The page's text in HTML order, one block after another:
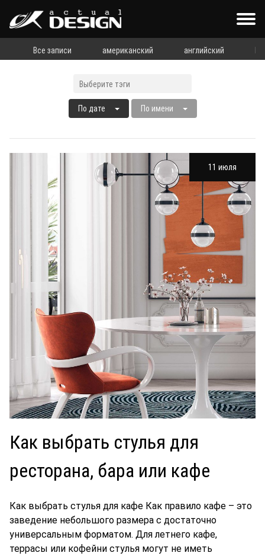
Все записи американский английский
По дате По имени
11 июля
Как выбрать стулья для
ресторана, бара или кафе
Как выбрать стулья для кафе Как правило кафе – это
заведение небольшого размера с достаточно
универсальным форматом. Для летнего кафе,
террасы или кофейни стулья могут не иметь